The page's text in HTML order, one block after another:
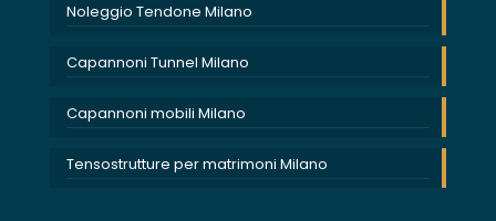
Noleggio Tendone Milano
Capannoni Tunnel Milano
Capannoni mobili Milano
Tensostrutture per matrimoni Milano